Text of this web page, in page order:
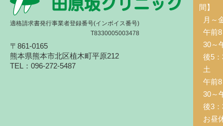
適格請求書発行事業者登録番号(インボイス番号)
T8330005003478
〒861-0165
熊本県熊本市北区植木町平原212
TEL：096-272-5487
間】
月～
午前
30～
後5
土
午前
30～
後3
お昼